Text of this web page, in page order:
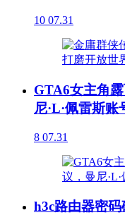
10 07.31
GTA6女主角
尼·L·佩雷斯
8 07.31
h3c路由器密码